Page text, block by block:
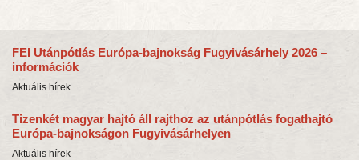
FEI Utánpótlás Európa-bajnokság Fugyivásárhely 2026 –
információk
Aktuális hírek
Tizenkét magyar hajtó áll rajthoz az utánpótlás fogathajtó
Európa-bajnokságon Fugyivásárhelyen
Aktuális hírek